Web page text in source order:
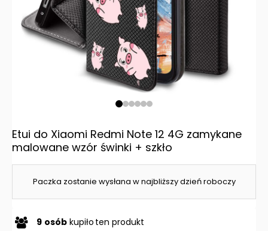
Paczka zostanie wysłana w najbliższy dzień roboczy
Etui do Xiaomi Redmi Note 12 4G zamykane
malowane wzór świnki + szkło
9 osób kupiło ten produkt